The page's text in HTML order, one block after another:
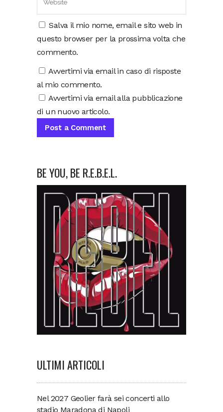
Salva il mio nome, email e sito web in
questo browser per la prossima volta che
commento.
Avvertimi via email in caso di risposte
al mio commento.
Avvertimi via email alla pubblicazione
di un nuovo articolo.
BE YOU, BE R.E.B.E.L.
ULTIMI ARTICOLI
Nel 2027 Geolier farà sei concerti allo
stadio Maradona di Napoli